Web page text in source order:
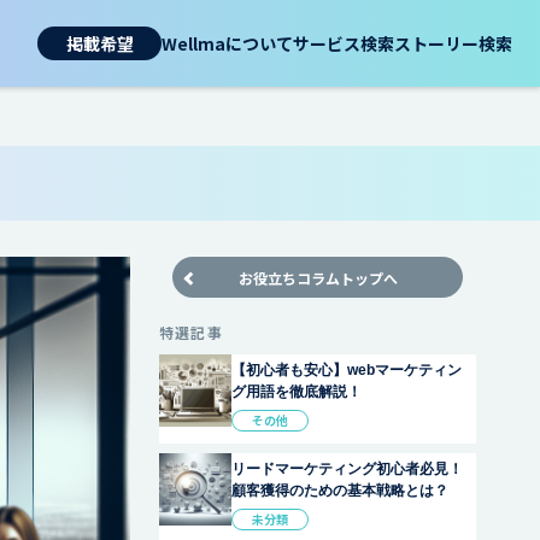
掲載希望 Wellmaについてサービス検索ストーリー検索
お役立ちコラムトップへ
特選記事
【初心者も安心】webマーケティン
グ用語を徹底解説！
その他
リードマーケティング初心者必見！
顧客獲得のための基本戦略とは？
未分類